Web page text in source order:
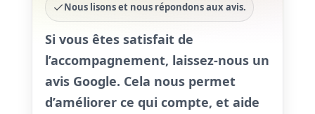
Nous lisons et nous répondons aux avis.
Si vous êtes satisfait de
l’accompagnement, laissez-nous un
avis Google. Cela nous permet
d’améliorer ce qui compte, et aide